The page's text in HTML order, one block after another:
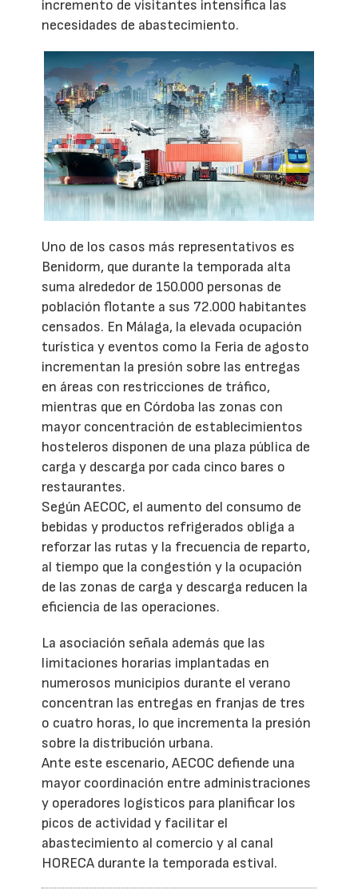
incremento de visitantes intensifica las
necesidades de abastecimiento.
Uno de los casos más representativos es
Benidorm, que durante la temporada alta
suma alrededor de 150.000 personas de
población flotante a sus 72.000 habitantes
censados. En Málaga, la elevada ocupación
turística y eventos como la Feria de agosto
incrementan la presión sobre las entregas
en áreas con restricciones de tráfico,
mientras que en Córdoba las zonas con
mayor concentración de establecimientos
hosteleros disponen de una plaza pública de
carga y descarga por cada cinco bares o
restaurantes.
Según AECOC, el aumento del consumo de
bebidas y productos refrigerados obliga a
reforzar las rutas y la frecuencia de reparto,
al tiempo que la congestión y la ocupación
de las zonas de carga y descarga reducen la
eficiencia de las operaciones.
La asociación señala además que las
limitaciones horarias implantadas en
numerosos municipios durante el verano
concentran las entregas en franjas de tres
o cuatro horas, lo que incrementa la presión
sobre la distribución urbana.
Ante este escenario, AECOC defiende una
mayor coordinación entre administraciones
y operadores logísticos para planificar los
picos de actividad y facilitar el
abastecimiento al comercio y al canal
HORECA durante la temporada estival.